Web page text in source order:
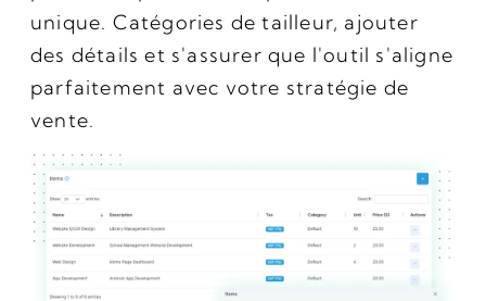
unique. Catégories de tailleur, ajouter
des détails et s'assurer que l'outil s'aligne
parfaitement avec votre stratégie de
vente.